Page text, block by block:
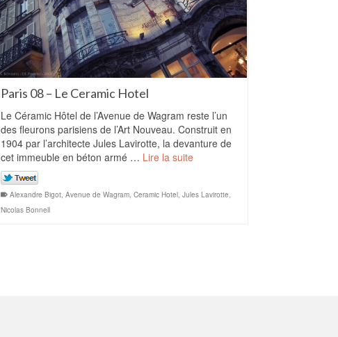
Paris 08 – Le Ceramic Hotel
Le Céramic Hôtel de l’Avenue de Wagram reste l’un
des fleurons parisiens de l’Art Nouveau. Construit en
1904 par l’architecte Jules Lavirotte, la devanture de
cet immeuble en béton armé … Lire la suite
Alexandre Bigot, Avenue de Wagram, Ceramic Hotel, Jules Lavirotte,
Nicolas Bonnell